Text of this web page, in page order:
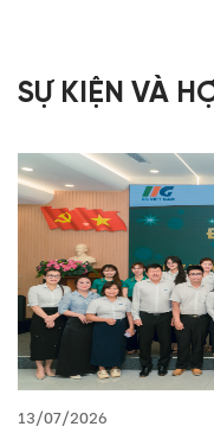
SỰ KIỆN VÀ
13/07/2026